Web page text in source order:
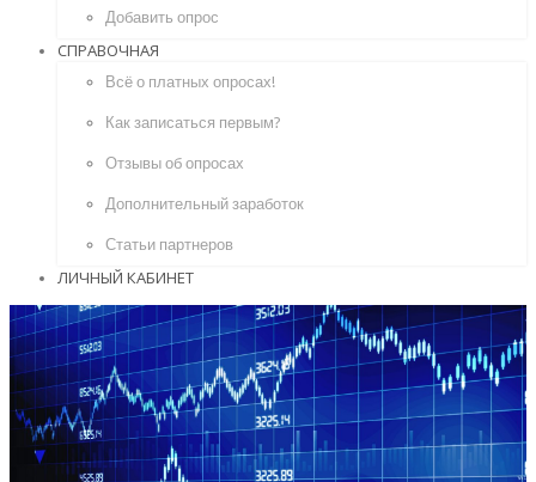
Добавить опрос
СПРАВОЧНАЯ
Всё о платных опросах!
Как записаться первым?
Отзывы об опросах
Дополнительный заработок
Статьи партнеров
ЛИЧНЫЙ КАБИНЕТ